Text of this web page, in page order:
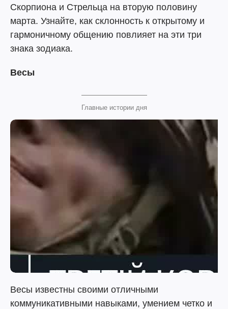
Скорпиона и Стрельца на вторую половину
марта. Узнайте, как склонность к открытому и
гармоничному общению повлияет на эти три
знака зодиака.
Весы
Главные истории дня
Весы известны своими отличными
коммуникативными навыками, умением четко и